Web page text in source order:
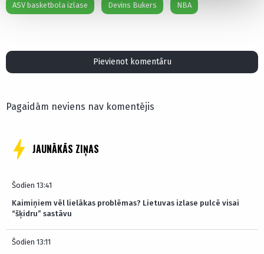
ASV basketbola izlase Devins Bukers NBA
Pievienot komentāru
Pagaidām neviens nav komentējis
JAUNĀKĀS ZIŅAS
Šodien 13:41
Kaimiņiem vēl lielākas problēmas? Lietuvas izlase pulcē visai
“šķidru” sastāvu
Šodien 13:11